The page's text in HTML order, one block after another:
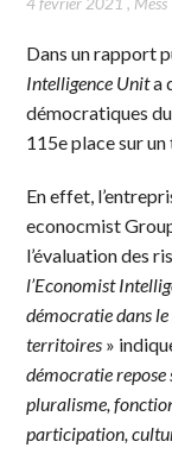
Dans un rapport
Intelligence Unita
démocratiques
115e place sur
En effet,
econocmist
l’évaluation des
l’Economist
démocratie dans
territoires »
démocratie repose
pluralisme,
participation,